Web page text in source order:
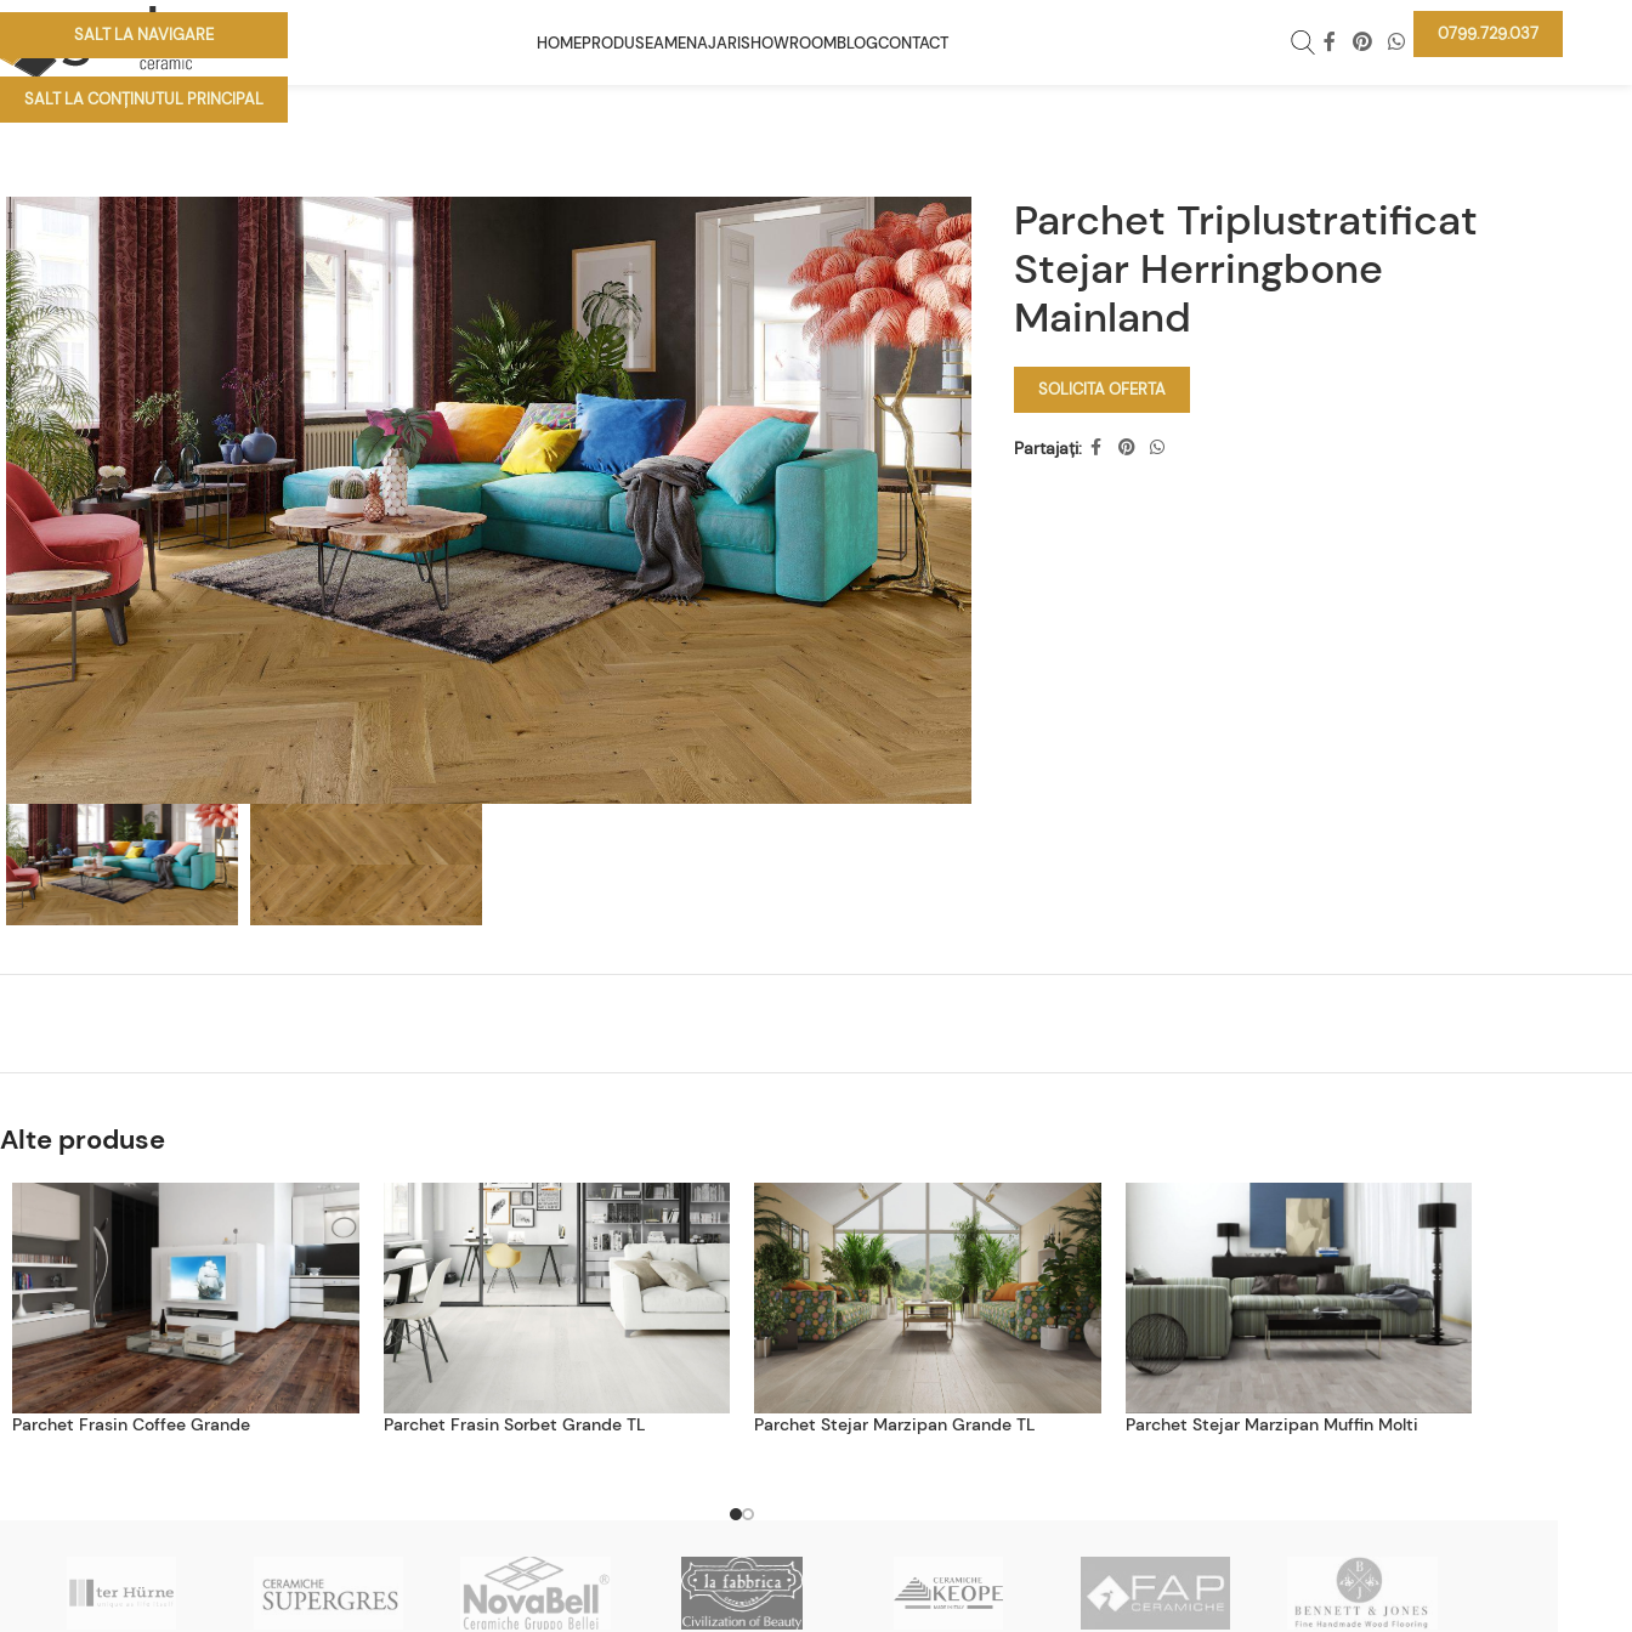
SALT LA NAVIGARE
SALT LA CONȚINUTUL PRINCIPAL
HOMEPRODUSEAMENAJARISHOWROOMBLOGCONTACT 0799.729.037
Parchet Triplustratificat
Stejar Herringbone
Mainland
SOLICITA OFERTA
Partajați:
Alte produse
Parchet Frasin Coffee Grande Parchet Frasin Sorbet Grande TL Parchet Stejar Marzipan Grande TL Parchet Stejar Marzipan Muffin Molti